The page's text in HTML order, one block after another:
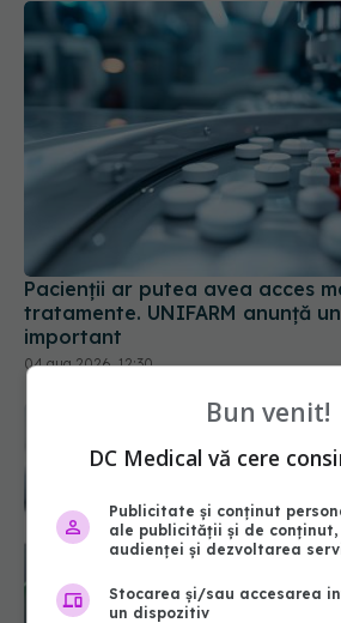
Pacienții ar putea avea acces
tratamente. UNIFARM anunță
important
04 aug 2026, 12:30
Bun venit!
DC Medical vă cere
Publicitate și conținut
ale publicității și de
audienței și dezvoltarea
Stocarea și/sau accesarea
un dispozitiv